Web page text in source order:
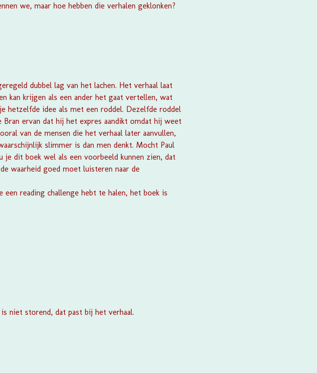
we, maar hoe hebben die verhalen geklonken?
dubbel lag van het lachen. Het verhaal laat
kan krijgen als een ander het gaat vertellen, wat
hetzelfde idee als met een roddel. Dezelfde roddel
ervan dat hij het expres aandikt omdat hij weet
van de mensen die het verhaal later aanvullen,
slimmer is dan men denkt. Mocht Paul
je dit boek wel als een voorbeeld kunnen zien, dat
waarheid goed moet luisteren naar de
reading challenge hebt te halen, het boek is
niet storend, dat past bij het verhaal.